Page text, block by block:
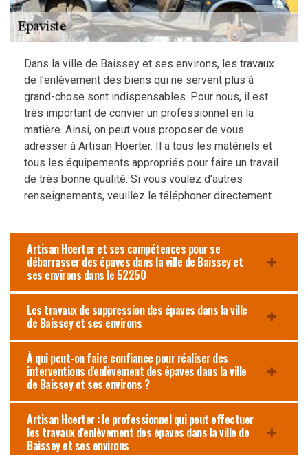
Dans la ville de Baissey et ses environs, les travaux
de l'enlèvement des biens qui ne servent plus à
grand-chose sont indispensables. Pour nous, il est
très important de convier un professionnel en la
matière. Ainsi, on peut vous proposer de vous
adresser à Artisan Hoerter. Il a tous les matériels et
tous les équipements appropriés pour faire un travail
de très bonne qualité. Si vous voulez d'autres
renseignements, veuillez le téléphoner directement.
Artisan Hoerter et ses compétences pour se
débarrasser des épaves dans la ville de Baissey et
ses environs dans le 52250
Les travaux de suppression des épaves dans la ville
de Baissey et ses environs
À qui peut-on faire confiance pour réaliser des
interventions d'enlèvement des épaves dans la ville
de Baissey et ses environs ?
Artisan Hoerter : le professionnel qui peut effectuer
les travaux d'enlèvement des épaves dans la ville de
Baissey et ses environs